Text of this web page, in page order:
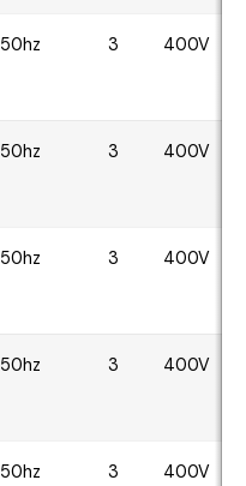
50hz 3 400V
50hz 3 400V
50hz 3 400V
50hz 3 400V
50hz 3 400V